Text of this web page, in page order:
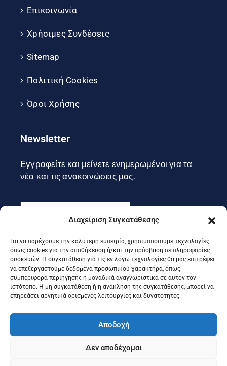
Διαχείριση Συγκατάθεσης
Για να παρέχουμε την καλύτερη εμπειρία, χρησιμοποιούμε τεχνολογίες
όπως cookies για την αποθήκευση ή/και την πρόσβαση σε πληροφορίες
συσκευών. Η συγκατάθεση για τις εν λόγω τεχνολογίες θα μας επιτρέψει
να επεξεργαστούμε δεδομένα προσωπικού χαρακτήρα, όπως
συμπεριφορά περιήγησης ή μοναδικά αναγνωριστικά σε αυτόν τον
ιστότοπο. Η μη συγκατάθεση ή η ανάκληση της συγκατάθεσης, μπορεί να
επηρεάσει αρνητικά ορισμένες λειτουργίες και δυνατότητες.
Αποδοχή
Δεν αποδέχομαι
Επικοινωνία
Χρήσιμες Συνδέσεις
Sitemap
Πολιτική Cookies
Όροι Χρήσης
Newsletter
Εγγραφείτε και μείνετε ενημερωμένοι για τα
νέα και τις ανακοινώσεις μας.
Εγγραφή
Ακολουθήστε μας στα social